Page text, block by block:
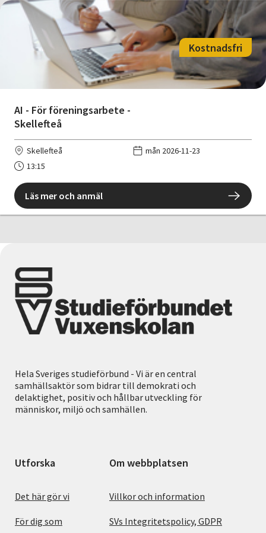
AI - För föreningsarbete -
Skellefteå
Kostnadsfri
Skellefteå
mån 2026-11-23
13:15
Läs mer och anmäl
Hela Sveriges studieförbund - Vi är en central
samhällsaktör som bidrar till demokrati och
delaktighet, positiv och hållbar utveckling för
människor, miljö och samhällen.
Utforska
Det här gör vi
För dig som
Om webbplatsen
Villkor och information
SVs Integritetspolicy, GDPR